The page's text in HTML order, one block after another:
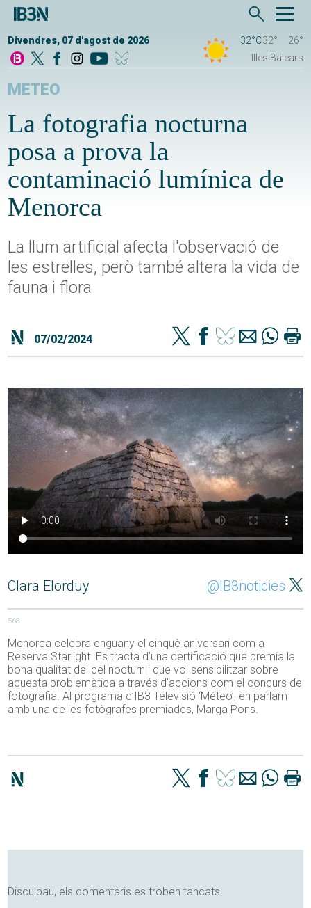
Divendres, 07 d'agost de 2026 32°C32°
26°
Illes Balears
METEO
La fotografia nocturna
posa a prova la
contaminació lumínica de
Menorca
La llum artificial afecta l'observació de
les estrelles, però també altera la vida de
fauna i flora
07/02/2024
Clara Elorduy @IB3noticies
568
Menorca celebra enguany el cinquè aniversari com a
Reserva Starlight. Es tracta d’una certificació que premia la
bona qualitat del cel nocturn i que vol sensibilitzar sobre
aquesta problemàtica a través d’accions com el concurs de
fotografia. Al programa d’IB3 Televisió ‘Méteo’, en parlam
amb una de les fotògrafes premiades, Marga Pons.
Disculpau, els comentaris es troben tancats